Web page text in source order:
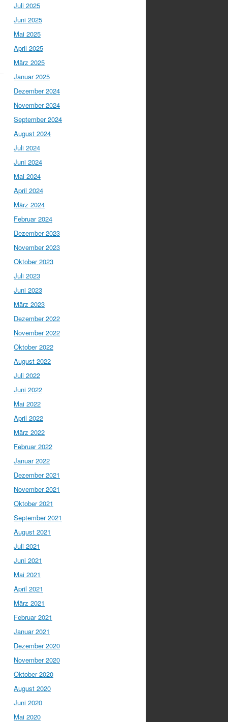
Juli 2025
Juni 2025
Mai 2025
April 2025
März 2025
Januar 2025
Dezember 2024
November 2024
September 2024
August 2024
Juli 2024
Juni 2024
Mai 2024
April 2024
März 2024
Februar 2024
Dezember 2023
November 2023
Oktober 2023
Juli 2023
Juni 2023
März 2023
Dezember 2022
November 2022
Oktober 2022
August 2022
Juli 2022
Juni 2022
Mai 2022
April 2022
März 2022
Februar 2022
Januar 2022
Dezember 2021
November 2021
Oktober 2021
September 2021
August 2021
Juli 2021
Juni 2021
Mai 2021
April 2021
März 2021
Februar 2021
Januar 2021
Dezember 2020
November 2020
Oktober 2020
August 2020
Juni 2020
Mai 2020